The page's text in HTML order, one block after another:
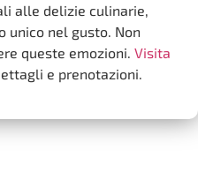
alle delizie culinarie,
unico nel gusto. Non
queste emozioni. Visita
e prenotazioni.